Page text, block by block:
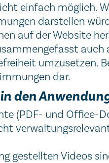
einfach möglich.
darstellen
auf der Website
dar.
den
(PDF- und Office-
gestellten Videos